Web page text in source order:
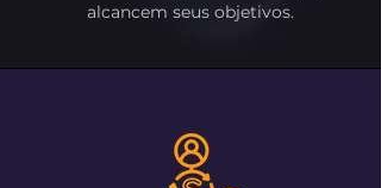
alcancem seus objetivos.